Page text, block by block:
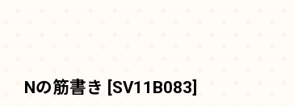
Nの筋書き [SV11B083]